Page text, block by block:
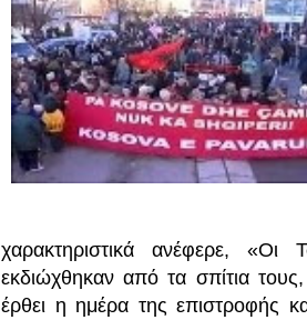
χαρακτηριστικά ανέφερε, «Οι
εκδιώχθηκαν από τα σπίτια
έρθει η ημέρα της επιστροφής